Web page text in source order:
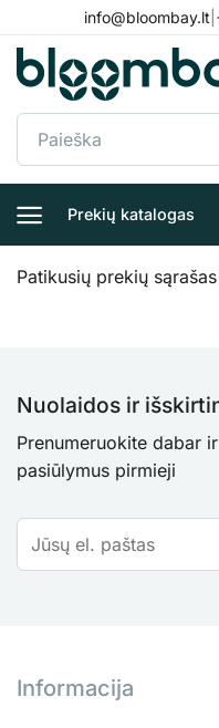
to
content
info@bloombay.lt
Ieškoti:
Prekių katalogas
Patikusių prekių
Nuolaidos ir
Prenumeruokite dabar
pasiūlymus pirmieji
Informacija